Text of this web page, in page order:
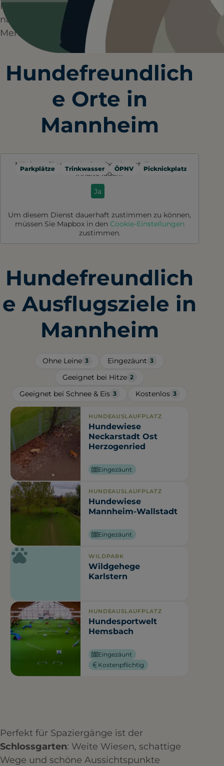
Parks, schönen Flussufern und dem
nahegelegenen Hardtwald gibt es jede
Menge zu entdecken.
Hundefreundlich
e Orte in
Mannheim
Parkplätze Trinkwasser ÖPNV Picknickplatz
Möchten Sie von Mapbox
bereitgestellte externe
Inhalte laden?
Ja
Um diesem Dienst dauerhaft zustimmen zu können,
müssen Sie Mapboxin den Cookie-Einstellungen
zustimmen.
Hundefreundlich
e Ausflugsziele in
Mannheim
Ohne Leine 3 Eingezäunt 3
Geeignet bei Hitze 2
Geeignet bei Schnee & Eis 3 Kostenlos 3
HUNDEAUSLAUFPLATZ
Hundewiese
Neckarstadt Ost
Herzogenried
Eingezäunt
HUNDEAUSLAUFPLATZ
Hundewiese
Mannheim-Wallstadt
Eingezäunt
WILDPARK
Wildgehege
Karlstern
HUNDEAUSLAUFPLATZ
Hundesportwelt
Hemsbach
Eingezäunt
Kostenpflichtig
Perfekt für Spaziergänge ist der
Schlossgarten: Weite Wiesen, schattige
Wege und schöne Aussichtspunkte